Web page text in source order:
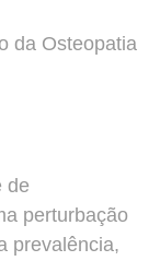
da Osteopatia
de
perturbação
prevalência,